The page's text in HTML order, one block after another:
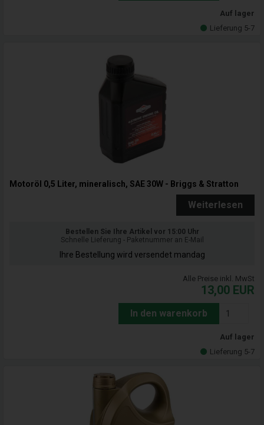
Auf lager
Lieferung 5-7
Motoröl 0,5 Liter, mineralisch, SAE 30W - Briggs & Stratton
Weiterlesen
Bestellen Sie Ihre Artikel vor 15:00 Uhr
Schnelle Lieferung - Paketnummer an E-Mail
Ihre Bestellung wird versendet mandag
Alle Preise inkl. MwSt
13,00 EUR
In den warenkorb
Auf lager
Lieferung 5-7